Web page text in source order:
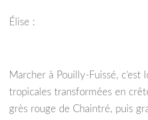
Élise :
Marcher à Pouilly-Fuissé, c’est
tropicales transformées en
grès rouge de Chaintré, puis